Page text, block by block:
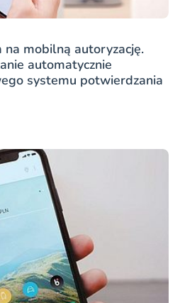
mobilną autoryzację.
automatycznie
systemu potwierdzania